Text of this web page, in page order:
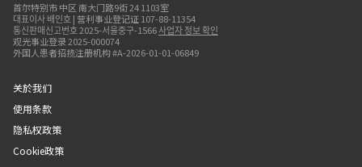
首尔特别市 中区 南大门路9街 24 1103室
대표이사 배인호 | 营利事业登记证 107-88-11354
통신판매신고번호 2025-서울중구-1566사업자 정보 확인
观光事业登录 2025-000074
外国人患者招揽注册机构 #A-2026-01-01-06849
关於我们
使用条款
隐私权政策
Cookie政策